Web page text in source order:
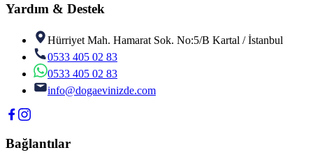
Yardım & Destek
Hürriyet Mah. Hamarat Sok. No:5/B Kartal / İstanbul
0533 405 02 83
0533 405 02 83
info@dogaevinizde.com
Bağlantılar